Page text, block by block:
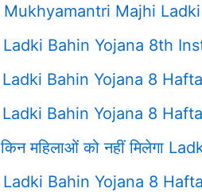
Mukhyamantri Majhi
Ladki Bahin Yojana 8th
Ladki Bahin Yojana 8 Hafta
Ladki Bahin Yojana 8 Hafta
किन महिलाओं को नहीं मिलेगा
Ladki Bahin Yojana 8